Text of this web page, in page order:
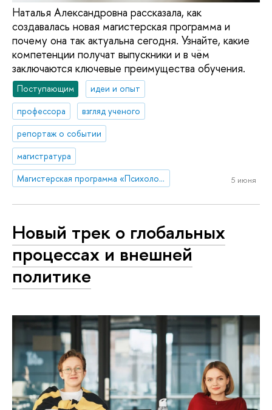
Наталья Александровна рассказала, как
создавалась новая магистерская программа и
почему она так актуальна сегодня. Узнайте, какие
компетенции получат выпускники и в чём
заключаются ключевые преимущества обучения.
Поступающим
идеи и опыт
профессора
взгляд ученого
репортаж о событии
магистратура
Магистерская программа «Психологическое сопровождение в сфере управления здоровьем и благополучием»
5 июня
Новый трек о глобальных
процессах и внешней
политике